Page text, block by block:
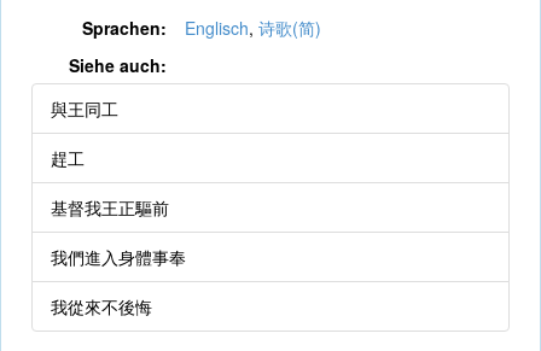
Sprachen: Englisch, 诗歌(简)
Siehe auch:
與王同工
趕工
基督我王正驅前
我們進入身體事奉
我從來不後悔